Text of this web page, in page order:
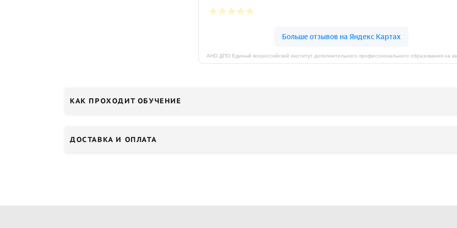
КАК ПРОХОДИТ ОБУЧЕНИЕ
ДОСТАВКА И ОПЛАТА